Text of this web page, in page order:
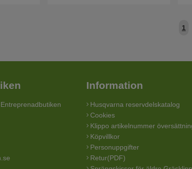
1
Information
Husqvarna reservdelskatalog
Cookies
Klippo artikelnummer
Köpvillkor
Personuppgifter
Retur(PDF)